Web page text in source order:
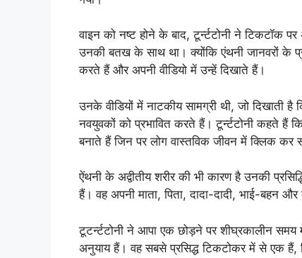
वाइन को नष्ट होने के बाद, टूर्न्टटोनी ने टिकटॉक
उनकी बतख के साथ था। क्योंकि एंथनी जानवरों के
करते हैं और अपनी वीडियो में उन्हें दिखाते हैं।
उनके वीडियों में नाटकीय सामग्री थी, जो
नवयुवकों को प्रभावित करते हैं। टूर्न्टटोनी कहते हैं
बनाते हैं जिन पर लोग वास्तविक जीवन में क्लिक कर
ऐंथनी के अद्वीतीय शरीर की भी कारण है उनकी
हैं। वह अपनी माता, पिता, दादा-दादी, भाई-बहन
टूटर्न्टटोनी ने आपा एक छोड़ने पर शीघ्रकालीन
अनुयाय हैं। वह सबसे प्रसिद्ध टिकटोकर में से एक हैं,